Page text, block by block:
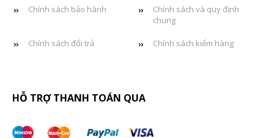
Chính sách bảo hành
Chính sách và quy định
chung
Chính sách đổi trả Chính sách kiểm hàng
HỖ TRỢ THANH TOÁN QUA